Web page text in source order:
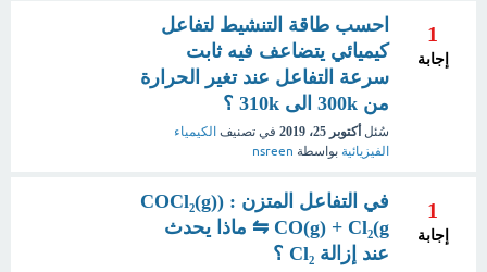
1
إجابة
احسب طاقة التنشيط لتفاعل
كيميائي يتضاعف فيه ثابت
سرعة التفاعل عند تغير الحرارة
من 300k الى 310k ؟
سُئل أكتوبر 25، 2019 في تصنيف الكيمياء
الفيزيائية بواسطة nsreen
1
إجابة
في التفاعل المتزن : (COCl₂(g)
⇋ CO(g) + Cl₂(g ماذا يحدث
عند إزالة Cl₂ ؟